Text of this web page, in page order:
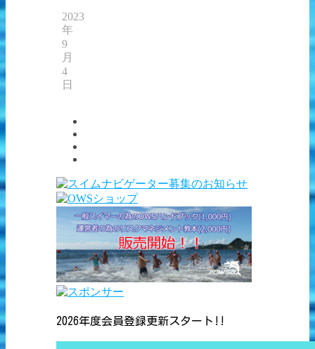
2023
年
9
月
4
日
2026年度会員登録更新スタート!!